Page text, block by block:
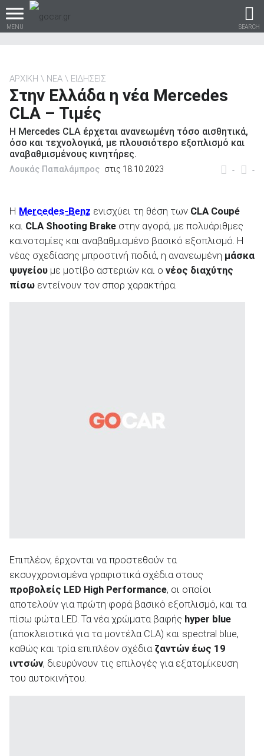
MENU SEARCH
Βρες τα πάντα για το
αυτοκίνητο!
βρες το!
Καινούρια
ΑΝΑΖΗΤΗΣΗ
ΑΡΧΙΚΗ ΝΕΑ ΕΙΔΗΣΕΙΣ
Στην Ελλάδα η νέα Mercedes
CLA – Τιμές
Η Mercedes CLA έρχεται ανανεωμένη τόσο αισθητικά,
όσο και τεχνολογικά, με πλουσιότερο εξοπλισμό και
αναβαθμισμένους κινητήρες.
- -
Λουκάς Παπαλάμπρος στις 18.10.2023
Η Mercedes-Benz ενισχύει τη θέση των CLA Coupé
και CLA Shooting Brake στην αγορά, με πολυάριθμες
καινοτομίες και αναβαθμισμένο βασικό εξοπλισμό. Η
νέας σχεδίασης μπροστινή ποδιά, η ανανεωμένη μάσκα
ψυγείου με μοτίβο αστεριών και ο νέος διαχύτης
πίσω εντείνουν τον σπορ χαρακτήρα.
Επιπλέον, έρχονται να προστεθούν τα
εκσυγχρονισμένα γραφιστικά σχέδια στους
προβολείς LED High Performance, οι οποίοι
αποτελούν για πρώτη φορά βασικό εξοπλισμό, και τα
πίσω φώτα LED. Τα νέα χρώματα βαφής hyper blue
(αποκλειστικά για τα μοντέλα CLA) και spectral blue,
καθώς και τρία επιπλέον σχέδια ζαντών έως 19
ιντσών, διευρύνουν τις επιλογές για εξατομίκευση
του αυτοκινήτου.